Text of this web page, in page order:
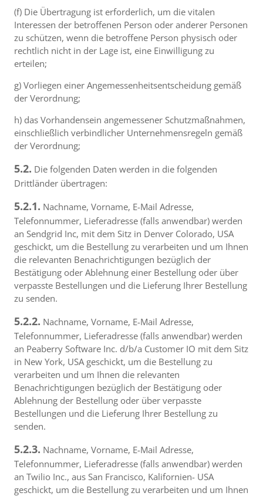
(f) Die Übertragung ist erforderlich, um die vitalen
Interessen der betroffenen Person oder anderer Personen
zu schützen, wenn die betroffene Person physisch oder
rechtlich nicht in der Lage ist, eine Einwilligung zu
erteilen;
g) Vorliegen einer Angemessenheitsentscheidung gemäß
der Verordnung;
h) das Vorhandensein angemessener Schutzmaßnahmen,
einschließlich verbindlicher Unternehmensregeln gemäß
der Verordnung;
5.2. Die folgenden Daten werden in die folgenden
Drittländer übertragen:
5.2.1. Nachname, Vorname, E-Mail Adresse,
Telefonnummer, Lieferadresse (falls anwendbar) werden
an Sendgrid Inc, mit dem Sitz in Denver Colorado, USA
geschickt, um die Bestellung zu verarbeiten und um Ihnen
die relevanten Benachrichtigungen bezüglich der
Bestätigung oder Ablehnung einer Bestellung oder über
verpasste Bestellungen und die Lieferung Ihrer Bestellung
zu senden.
5.2.2. Nachname, Vorname, E-Mail Adresse,
Telefonnummer, Lieferadresse (falls anwendbar) werden
an Peaberry Software Inc. d/b/a Customer IO mit dem Sitz
in New York, USA geschickt, um die Bestellung zu
verarbeiten und um Ihnen die relevanten
Benachrichtigungen bezüglich der Bestätigung oder
Ablehnung der Bestellung oder über verpasste
Bestellungen und die Lieferung Ihrer Bestellung zu
senden.
5.2.3. Nachname, Vorname, E-Mail Adresse,
Telefonnummer, Lieferadresse (falls anwendbar) werden
an Twilio Inc., aus San Francisco, Kalifornien- USA
geschickt, um die Bestellung zu verarbeiten und um Ihnen